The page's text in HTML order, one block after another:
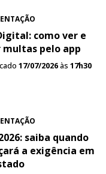
como ver e
multas pelo app
17/07/2026às 17h30
saiba quando
a exigência em